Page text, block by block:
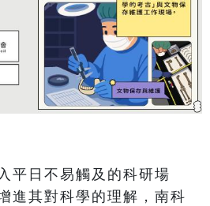
平日不易觸及的科研場
進其對科學的理解，南科